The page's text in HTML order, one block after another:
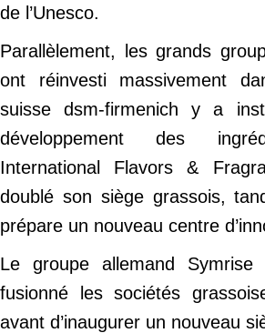
de l’Unesco.
Parallèlement, les grands
ont réinvesti massivement
suisse dsm-firmenich y a
développement des
International Flavors &
doublé son siège grassois,
prépare un nouveau centre
Le groupe allemand
fusionné les sociétés
avant d’inaugurer un nouveau